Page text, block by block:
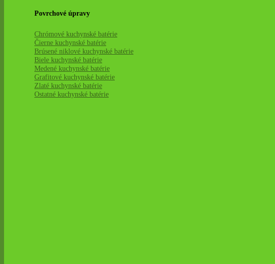
Povrchové úpravy
Chrómové kuchynské batérie
Čierne kuchynské batérie
Brúsené niklové kuchynské batérie
Biele kuchynské batérie
Medené kuchynské batérie
Grafitové kuchynské batérie
Zlaté kuchynské batérie
Ostatné kuchynské batérie